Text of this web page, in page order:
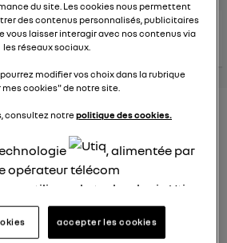
consultez les
conseils
similaires
voir tous les
électrique
modèle électrique Renault cette
du site. Les cookies nous permettent
des contenus personnalisés, publicitaires
vous laisser interagir avec nos contenus via
les réseaux sociaux.
modifier vos choix dans la rubrique
mes cookies" de notre site.
consultez notrepolitique des cookies.
, alimentée par
opérateur télécom
utilisons la technologie Utiq
digitales (telles que décrites
de consentement) et liées à
accepter les cookies